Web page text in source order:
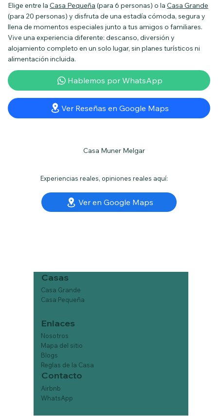
Elige entre laCasa Pequeña (para 6 personas) o laCasa Grande
(para 20 personas) y disfruta de una estadía cómoda, segura y
llena de momentos especiales junto a tus amigos o familiares.
Vive una experiencia diferente: descanso, diversión y
alojamiento completo en un solo lugar, sin planes turísticos ni
alimentación incluida.
Hablemos por WhatsApp
Ver Reseñas en Google Maps
Casa Muner Melgar
Experiencias reales, opiniones reales aquí:
Ver en Google Maps
Casas
Casa Grande
Casa Pequeña
Enlaces
Nosotros
Mapa del sitio
Blogs
Reglas de la Casa
Contacto
Airbnb
WhatsApp